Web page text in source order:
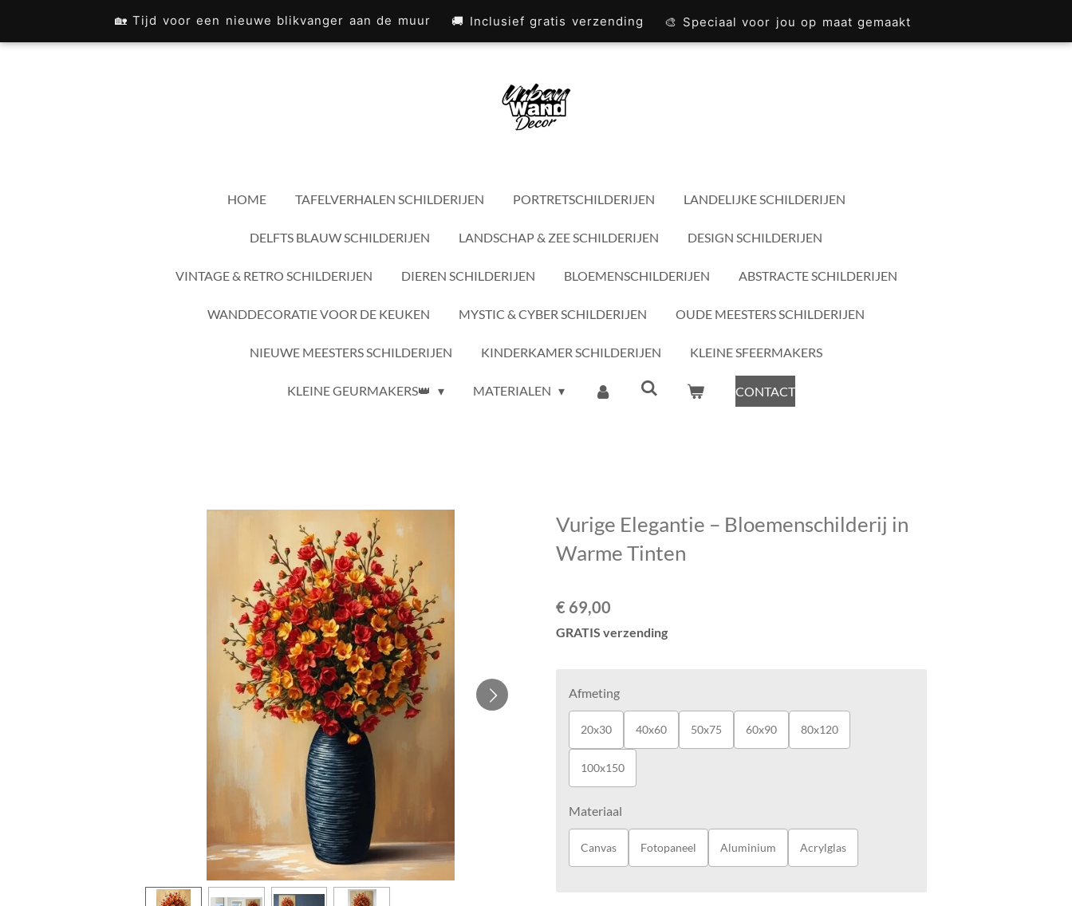
🏡 Tijd voor een nieuwe blikvanger aan de muur 🚚 Inclusief gratis verzending 🎨 Speciaal voor jou op maat gemaakt
direct
HOME TAFELVERHALEN SCHILDERIJEN PORTRETSCHILDERIJEN LANDELIJKE SCHILDERIJEN
DELFTS BLAUW SCHILDERIJEN LANDSCHAP & ZEE SCHILDERIJEN DESIGN SCHILDERIJEN
VINTAGE & RETRO SCHILDERIJEN DIEREN SCHILDERIJEN BLOEMENSCHILDERIJEN ABSTRACTE SCHILDERIJEN
WANDDECORATIE VOOR DE KEUKEN MYSTIC & CYBER SCHILDERIJEN OUDE MEESTERS SCHILDERIJEN
NIEUWE MEESTERS SCHILDERIJEN KINDERKAMER SCHILDERIJEN KLEINE SFEERMAKERS
KLEINE GEURMAKERS👑 MATERIALEN CONTACT
Vurige Elegantie – Bloemenschilderij in
Warme Tinten
€ 69,00
GRATIS verzending
Afmeting
20x30 40x60 50x75 60x90 80x120
100x150
Materiaal
Canvas Fotopaneel Aluminium Acrylglas